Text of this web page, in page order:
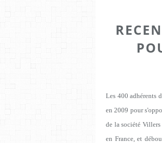
Les 400 adhérents
en 2009 pour
de la société Villers
en France, et